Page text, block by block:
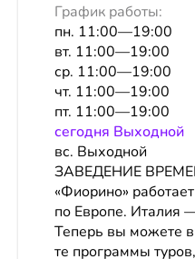
График работы:
пн. 11:00—19:00
вт. 11:00—19:00
ср. 11:00—19:00
чт. 11:00—19:00
пт. 11:00—19:00
сeгодня Выходной
вс. Выходной
ЗАВЕДЕНИЕ
«Фиорино»
по Европе. Италия
Теперь вы можете
те программы